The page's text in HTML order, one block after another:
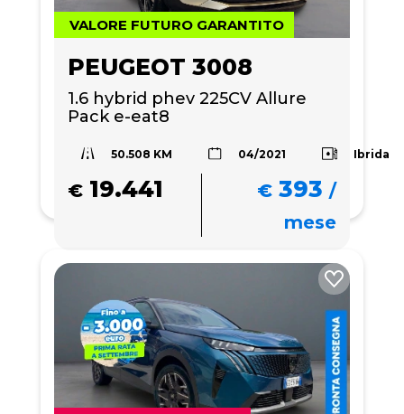
VALORE FUTURO GARANTITO
PEUGEOT 3008
1.6 hybrid phev 225CV Allure
Pack e-eat8
50.508 KM 04/2021 Ibrida
€ 19.441 € 393 /
mese